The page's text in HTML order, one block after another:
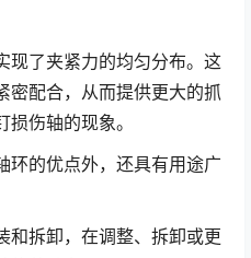
现了夹紧力的均匀分布。这
密配合，从而提供更大的抓
伤轴的现象。
环的优点外，还具有用途广
和拆卸，在调整、拆卸或更